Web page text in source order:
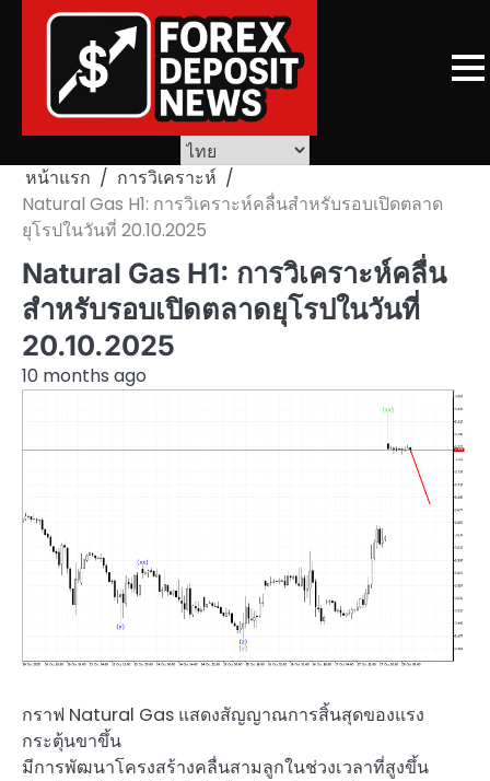
หน้าแรก
การวิเคราะห์
Natural Gas H1: การวิเคราะห์คลื่นสำหรับรอบเปิดตลาด
ยุโรปในวันที่ 20.10.2025
Natural Gas H1: การวิเคราะห์คลื่น
สำหรับรอบเปิดตลาดยุโรปในวันที่
20.10.2025
10 months ago
กราฟ Natural Gas แสดงสัญญาณการสิ้นสุดของแรง
กระตุ้นขาขึ้น
มีการพัฒนาโครงสร้างคลื่นสามลูกในช่วงเวลาที่สูงขึ้น